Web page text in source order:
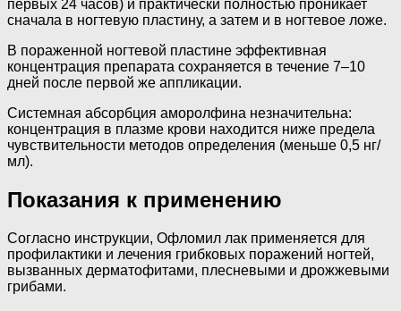
первых 24 часов) и практически полностью проникает
сначала в ногтевую пластину, а затем и в ногтевое ложе.
В пораженной ногтевой пластине эффективная
концентрация препарата сохраняется в течение 7–10
дней после первой же аппликации.
Системная абсорбция аморолфина незначительна:
концентрация в плазме крови находится ниже предела
чувствительности методов определения (меньше 0,5 нг/
мл).
Показания к применению
Согласно инструкции, Офломил лак применяется для
профилактики и лечения грибковых поражений ногтей,
вызванных дерматофитами, плесневыми и дрожжевыми
грибами.